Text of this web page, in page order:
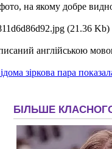
на якому добре
англійською
зіркова пара